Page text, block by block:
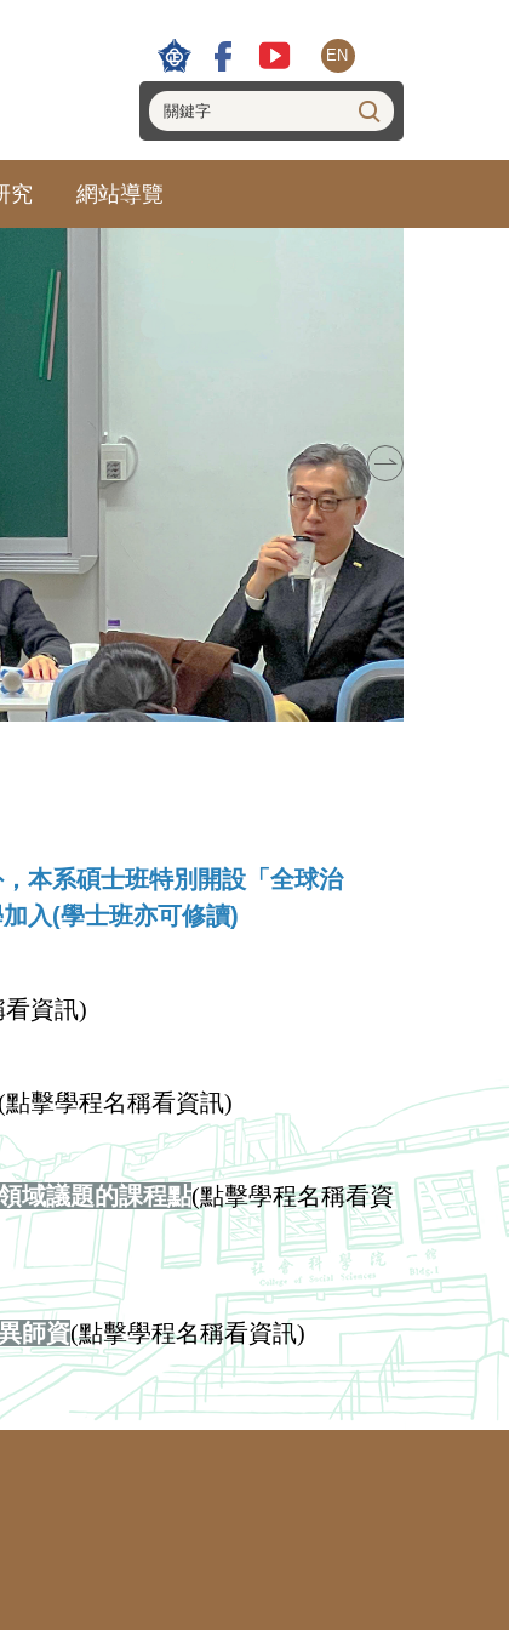
EN
究 網站導覽
本系碩士班特別開設「全球治
入(學士班亦可修讀)
資訊)
點擊學程名稱看資訊)
域議題的課程點(點擊學程名稱看資
師資(點擊學程名稱看資訊)